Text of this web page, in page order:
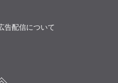
告配信について